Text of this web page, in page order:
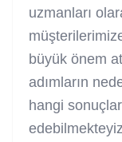
uzmanları
büyük önem
adımların
hangi